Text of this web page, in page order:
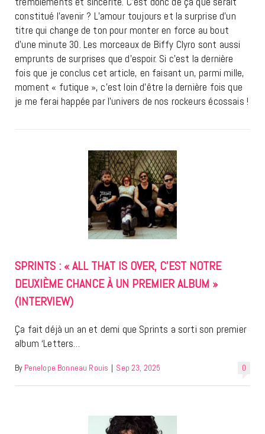
constitué l’avenir ? L’amour toujours et la surprise d’un
titre qui change de ton pour monter en force au bout
d’une minute 30. Les morceaux de Biffy Clyro sont aussi
emprunts de surprises que d’espoir. Si c’est la dernière
fois que je conclus cet article, en faisant un, parmi mille,
moment « futique », c’est loin d’être la dernière fois que
je me ferai happée par l’univers de nos rockeurs écossais !
SPRINTS : « ALL THAT IS OVER, C’EST NOTRE
DEUXIÈME CHANCE À UN PREMIER ALBUM »
(INTERVIEW)
Ça fait déjà un an et demi que Sprints a sorti son premier
album ‘Letters…
0
By Penelope Bonneau Rouis | Sep 23, 2025